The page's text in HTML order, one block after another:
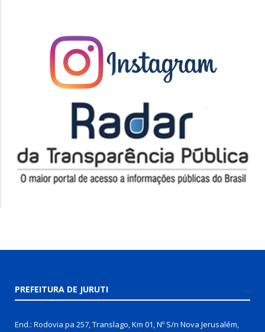
PREFEITURA DE JURUTI
End.: Rodovia pa 257, Translago, Km 01, Nº S/n Nova Jerusalém,